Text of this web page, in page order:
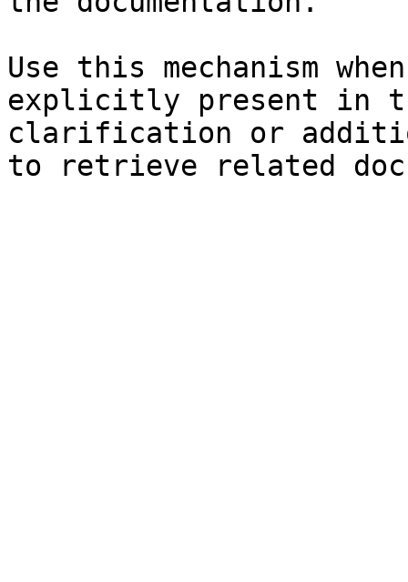
Use this mechanism
explicitly present in
clarification or